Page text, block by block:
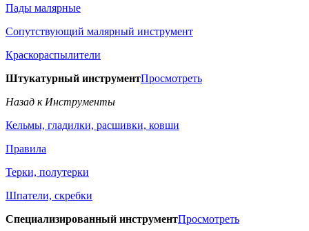
Пады малярные
Сопутствующий малярный инструмент
Краскораспылители
Штукатурный инструментПросмотреть
Назад к Инструменты
Кельмы, гладилки, расшивки, ковши
Правила
Терки, полутерки
Шпатели, скребки
Специализированный инструментПросмотреть